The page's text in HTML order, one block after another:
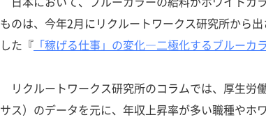
ものは、今年2月にリクルートワークス研究所から
した『 「稼げる仕事」の変化―二極化するブルーカ
リクルートワークス研究所のコラムでは、厚生労
サス）のデータを元に、年収上昇率が多い職種やホ